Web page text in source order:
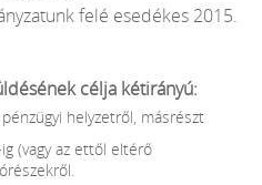
felé esedékes 2015.
célja kétirányú:
helyzetről, másrészt
(vagy az ettől eltérő